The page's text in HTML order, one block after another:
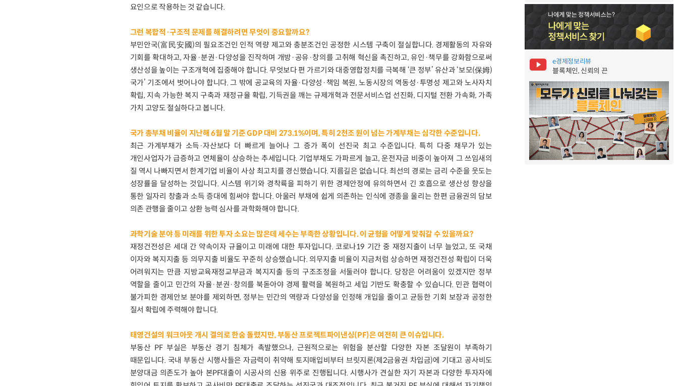
요인으로 작용하는 것 같습니다.
그런 복합적·구조적 문제를 해결하려면 무엇이 중요할까요?
부민안국(富民安國)의 필요조건인 인적 역량 제고와 충분조건인 공정한 시스템 구축이 절실합니다. 경제활동의 자유와
기회를 확대하고, 자율·분권·다양성을 진작하며 개방·공유·창의를 고취해 혁신을 촉진하고, 유인·책무를 강화함으로써
생산성을 높이는 구조개혁에 집중해야 합니다. 무엇보다 편 가르기와 대중영합정치를 극복해 ‘큰 정부’ 유산과 ‘보모(保姆)
국가’ 기조에서 벗어나야 합니다. 그 밖에 공교육의 자율·다양성·책임 복원, 노동시장의 역동성·투명성 제고와 노사자치
확립, 지속 가능한 복지 구축과 재정규율 확립, 기득권을 깨는 규제개혁과 전문서비스업 선진화, 디지털 전환 가속화, 가족
가치 고양도 절실하다고 봅니다.
국가 총부채 비율이 지난해 6월 말 기준 GDP 대비 273.1%이며, 특히 2천조 원이 넘는 가계부채는 심각한 수준입니다.
최근 가계부채가 소득·자산보다 더 빠르게 늘어나 그 증가 폭이 선진국 최고 수준입니다. 특히 다중 채무가 있는
개인사업자가 급증하고 연체율이 상승하는 추세입니다. 기업부채도 가파르게 늘고, 운전자금 비중이 높아져 그 쓰임새의
질 역시 나빠지면서 한계기업 비율이 사상 최고치를 경신했습니다. 지름길은 없습니다. 최선의 경로는 금리 수준을 웃도는
성장률을 달성하는 것입니다. 시스템 위기와 경착륙을 피하기 위한 경제안정에 유의하면서 긴 호흡으로 생산성 향상을
통한 일자리 창출과 소득 증대에 힘써야 합니다. 아울러 부채에 쉽게 의존하는 인식에 경종을 울리는 한편 금융권의 담보
의존 관행을 줄이고 상환 능력 심사를 과학화해야 합니다.
과학기술 분야 등 미래를 위한 투자 소요는 많은데 세수는 부족한 상황입니다. 이 균형을 어떻게 맞춰갈 수 있을까요?
재정건전성은 세대 간 약속이자 규율이고 미래에 대한 투자입니다. 코로나19 기간 중 재정지출이 너무 늘었고, 또 국채
이자와 복지지출 등 의무지출 비율도 꾸준히 상승했습니다. 의무지출 비율이 지금처럼 상승하면 재정건전성 확립이 더욱
어려워지는 만큼 지방교육재정교부금과 복지지출 등의 구조조정을 서둘러야 합니다. 당장은 어려움이 있겠지만 정부
역할을 줄이고 민간의 자율·분권·창의를 북돋아야 경제 활력을 복원하고 세입 기반도 확충할 수 있습니다. 민관 협력이
불가피한 경제안보 분야를 제외하면, 정부는 민간의 역량과 다양성을 인정해 개입을 줄이고 균등한 기회 보장과 공정한
질서 확립에 주력해야 합니다.
태영건설의 워크아웃 개시 결의로 한숨 돌렸지만, 부동산 프로젝트파이낸싱(PF)은 여전히 큰 이슈입니다.
부동산 PF 부실은 부동산 경기 침체가 촉발했으나, 근원적으로는 위험을 분산할 다양한 자본 조달원이 부족하기
때문입니다. 국내 부동산 시행사들은 자금력이 취약해 토지매입비부터 브릿지론(제2금융권 차입금)에 기대고 공사비도
분양대금 의존도가 높아 본PF대출이 시공사의 신용 위주로 진행됩니다. 시행사가 견실한 자기 자본과 다양한 투자자에
e경제정보리뷰
블록체인, 신뢰의 끈